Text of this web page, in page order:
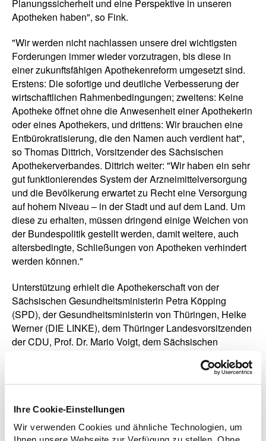
Ihre Cookie-Einstellungen
Wir verwenden Cookies und ähnliche Technologien, um
Planungssicherheit und eine Perspektive in unseren
Apotheken haben", so Fink.
"Wir werden nicht nachlassen unsere drei wichtigsten
Forderungen immer wieder vorzutragen, bis diese in
einer zukunftsfähigen Apothekenreform umgesetzt sind.
Erstens: Die sofortige und deutliche Verbesserung der
wirtschaftlichen Rahmenbedingungen; zweitens: Keine
Apotheke öffnet ohne die Anwesenheit einer Apothekerin
oder eines Apothekers, und drittens: Wir brauchen eine
Entbürokratisierung, die den Namen auch verdient hat",
so Thomas Dittrich, Vorsitzender des Sächsischen
Apothekerverbandes. Dittrich weiter: "Wir haben ein sehr
gut funktionierendes System der Arzneimittelversorgung
und die Bevölkerung erwartet zu Recht eine Versorgung
auf hohem Niveau – in der Stadt und auf dem Land. Um
diese zu erhalten, müssen dringend einige Weichen von
der Bundespolitik gestellt werden, damit weitere, auch
altersbedingte, Schließungen von Apotheken verhindert
werden können."
Unterstützung erhielt die Apothekerschaft von der
Sächsischen Gesundheitsministerin Petra Köpping
(SPD), der Gesundheitsministerin von Thüringen, Heike
Werner (DIE LINKE), dem Thüringer Landesvorsitzenden
der CDU, Prof. Dr. Mario Voigt, dem Sächsischen
Thüringer Generalsekretär der FDP, Robert-Martin
Montag sowie der Bundesvorsitzenden des
AssistentInnen, Anja Zierath. Bereits im Juni und
November letzten Jahres hatte die Apothekerschaft zu
großangelegten Protestaktionen gegen die aktuellen